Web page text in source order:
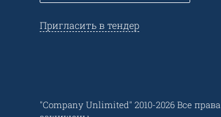
Пригласить в тендер
"Company Unlimited" 2010-2026 Все права